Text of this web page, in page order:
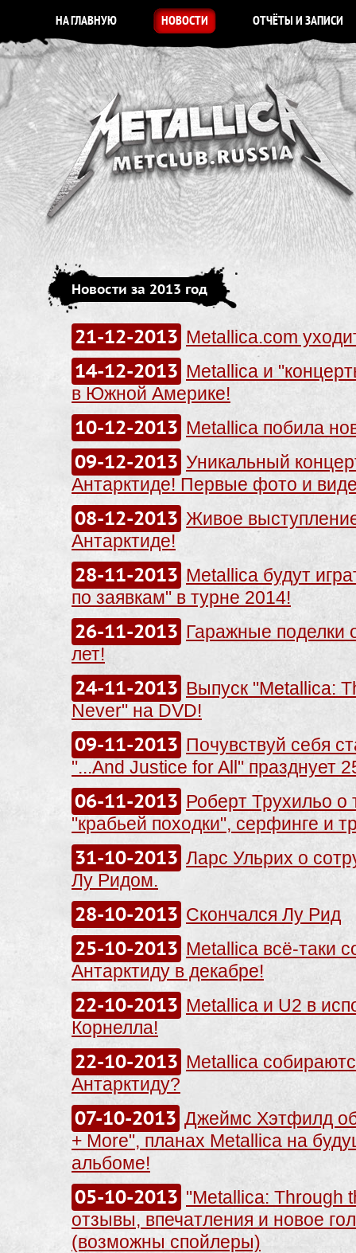
НА ГЛАВНУЮ НОВОСТИ ОТЧЁТЫ И ЗАПИСИ
Новости за 2013 год
21-12-2013 Metallica.com
14-12-2013 Metallica и
в Южной Америке!
10-12-2013 Metallica побила
09-12-2013 Уникальный
Антарктиде! Первые фото и
08-12-2013 Живое
Антарктиде!
28-11-2013 Metallica будут
по заявкам" в турне 2014!
26-11-2013 Гаражные поделки
лет!
24-11-2013 Выпуск "Metallica:
Never" на DVD!
09-11-2013 Почувствуй себя
"...And Justice for All" празднует
06-11-2013 Роберт Трухильо о
"крабьей походки", серфинге и
31-10-2013 Ларс Ульрих о
Лу Ридом.
28-10-2013 Скончался Лу Рид
25-10-2013 Metallica всё-таки
Антарктиду в декабре!
22-10-2013 Metallica и U2 в
Корнелла!
22-10-2013 Metallica
Антарктиду?
07-10-2013 Джеймс Хэтфилд
+ More", планах Metallica на
альбоме!
05-10-2013 "Metallica: Through
отзывы, впечатления и новое
(возможны спойлеры)